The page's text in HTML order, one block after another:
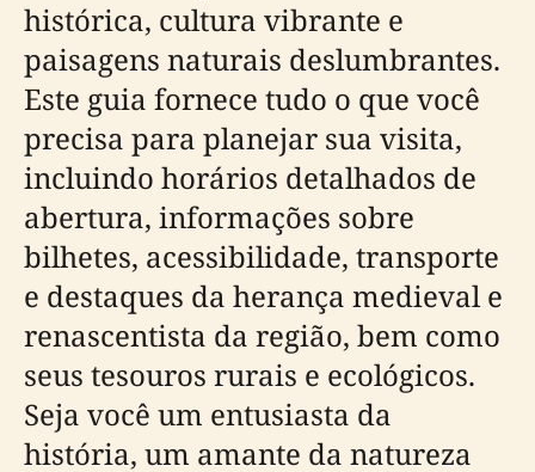
histórica, cultura vibrante e
paisagens naturais deslumbrantes.
Este guia fornece tudo o que você
precisa para planejar sua visita,
incluindo horários detalhados de
abertura, informações sobre
bilhetes, acessibilidade, transporte
e destaques da herança medieval e
renascentista da região, bem como
seus tesouros rurais e ecológicos.
Seja você um entusiasta da
história, um amante da natureza